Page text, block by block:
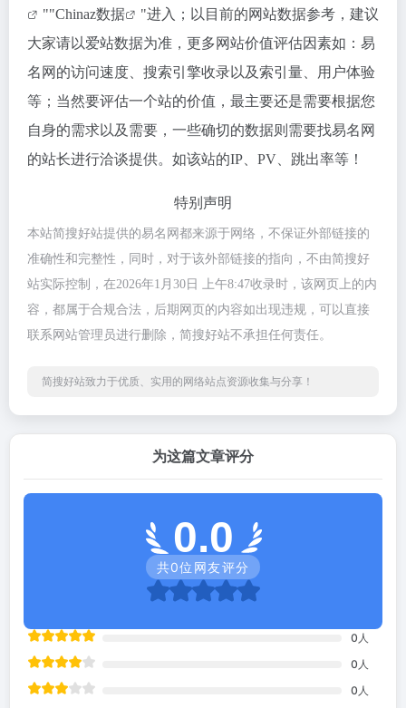
""Chinaz数据
"进入；以目前的网站数据参考，建议
大家请以爱站数据为准，更多网站价值评估因素如：易
名网的访问速度、搜索引擎收录以及索引量、用户体验
等；当然要评估一个站的价值，最主要还是需要根据您
自身的需求以及需要，一些确切的数据则需要找易名网
的站长进行洽谈提供。如该站的IP、PV、跳出率等！
特别声明
本站简搜好站提供的易名网都来源于网络，不保证外部链接的
准确性和完整性，同时，对于该外部链接的指向，不由简搜好
站实际控制，在2026年1月30日 上午8:47收录时，该网页上的内
容，都属于合规合法，后期网页的内容如出现违规，可以直接
联系网站管理员进行删除，简搜好站不承担任何责任。
简搜好站致力于优质、实用的网络站点资源收集与分享！
为这篇文章评分
0.0
共0位网友评分
0 人
0 人
0 人